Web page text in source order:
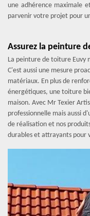
une adhérence maximale
parvenir votre projet pour
Assurez la peinture
La peinture de toiture Euvy
C'est aussi une mesure
matériaux. En plus de
énergétiques, une toiture
maison. Avec Mr Texier
professionnelle mais aussi
de réalisation et nos
durables et attrayants pour